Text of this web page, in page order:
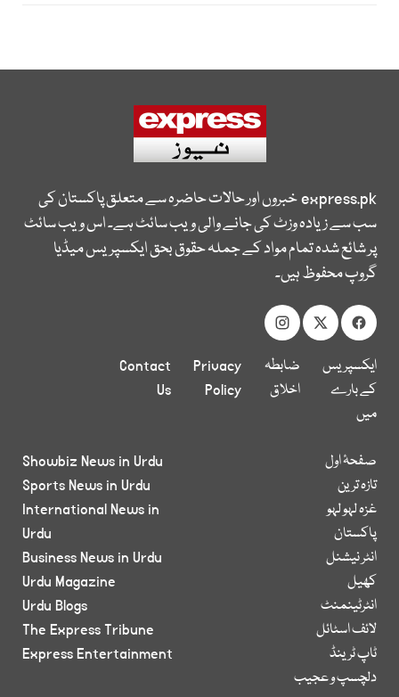
express.pkخبروں اور حالات حاضرہ سے متعلق پاکستان کی
سب سے زیادہ وزٹ کی جانے والی ویب سائٹ ہے۔ اس ویب سائٹ
پر شائع شدہ تمام مواد کے جملہ حقوق بحق ایکسپریس میڈیا
گروپ محفوظ ہیں۔
ایکسپریس
کے بارے
میں
ضابطہ
اخلاق
Privacy
Policy
Contact
Us
صفحۂ اول
تازہ ترین
غزہ لہو لہو
پاکستان
انٹر نیشنل
کھیل
انٹرٹینمنٹ
لائف اسٹائل
ٹاپ ٹرینڈ
دلچسپ و عجیب
Showbiz News in Urdu
Sports News in Urdu
International News in
Urdu
Business News in Urdu
Urdu Magazine
Urdu Blogs
The Express Tribune
Express Entertainment